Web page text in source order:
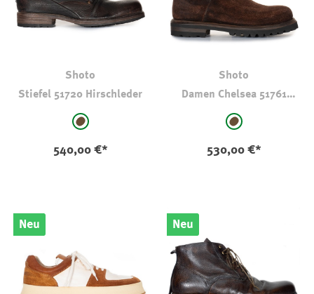
Shoto
Stiefel 51720 Hirschleder
auswählen
braun
540,00 €*
Shoto
Damen Chelsea 51761
auswählen
braun
530,00 €*
Neu Neu